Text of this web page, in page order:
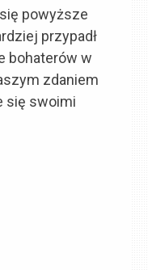
powyższe
przypadł
bohaterów w
zdaniem
się swoimi